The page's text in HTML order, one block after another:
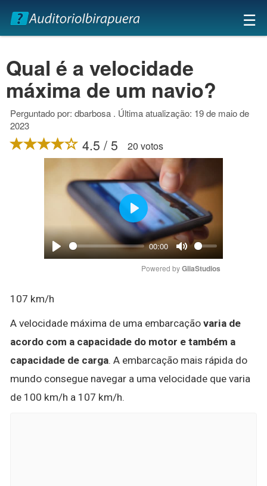
×
☰
Qual é a velocidade
máxima de um navio?
Perguntado por: dbarbosa . Última atualização: 19 de maio de
2023
4.5 / 5 20 votos
Play
00:00
Mute
Play
Powered by GliaStudios
107 km/h
A velocidade máxima de uma embarcação varia de
acordo com a capacidade do motor e também a
capacidade de carga. A embarcação mais rápida do
mundo consegue navegar a uma velocidade que varia
de 100 km/h a 107 km/h.